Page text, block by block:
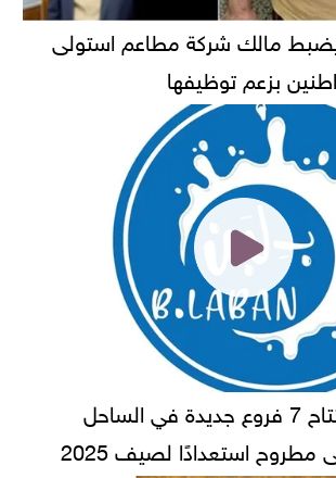
مالك شركة مطاعم استولى
بزعم توظيفها
"بلبن" تعلن افتتاح 7 فروع جديدة في الساحل
استعدادًا لصيف 2025